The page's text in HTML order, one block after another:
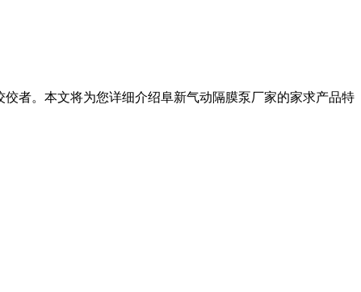
者。本文将为您详细介绍阜新气动隔膜泵厂家的家求产品特